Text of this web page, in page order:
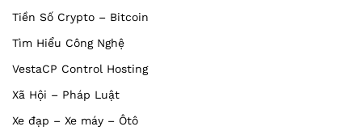
Tiền Số Crypto – Bitcoin
Tìm Hiểu Công Nghệ
VestaCP Control Hosting
Xã Hội – Pháp Luật
Xe đạp – Xe máy – Ôtô